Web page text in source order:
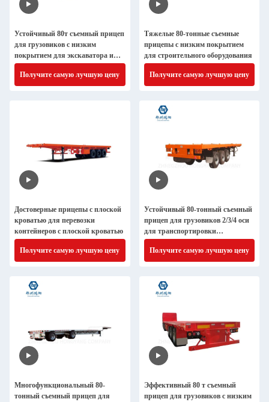
Устойчивый 80т съемный прицеп
для грузовиков с низким
покрытием для экскаватора и
транспортировки машин
Получите самую лучшую цену
Тяжелые 80-тонные съемные
прицепы с низким покрытием
для строительного оборудования
Получите самую лучшую цену
Достоверные прицепы с плоской
кроватью для перевозки
контейнеров с плоской кроватью
Получите самую лучшую цену
Устойчивый 80-тонный съемный
прицеп для грузовиков 2/3/4 оси
для транспортировки
экскаватора
Получите самую лучшую цену
Многофункциональный 80-
тонный съемный прицеп для
Эффективный 80 т съемный
прицеп для грузовиков с низким